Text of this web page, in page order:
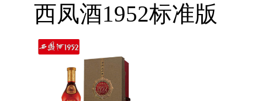
西凤酒1952标准版